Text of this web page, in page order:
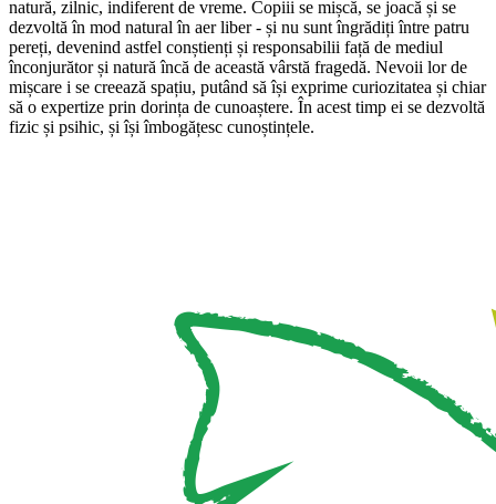
natură, zilnic, indiferent de vreme. Copiii se mișcă, se joacă și se
dezvoltă în mod natural în aer liber - și nu sunt îngrădiți între patru
pereți, devenind astfel conștienți și responsabilii față de mediul
înconjurător și natură încă de această vârstă fragedă. Nevoii lor de
mișcare i se creează spațiu, putând să își exprime curiozitatea și chiar
să o expertize prin dorința de cunoaștere. În acest timp ei se dezvoltă
fizic și psihic, și își îmbogățesc cunoștințele.